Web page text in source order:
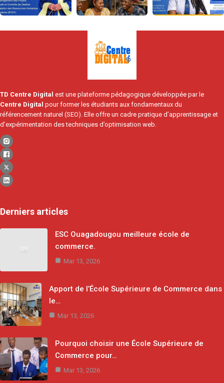
TD Centre Digital est une plateforme pédagogique développée par le
Centre Digital pour former les étudiants aux fondamentaux du
référencement naturel (SEO). Elle offre un cadre pratique d’apprentissage et
d’expérimentation des techniques d’optimisation web.
Derniers articles
ESC Ouagadougou meilleure école de
commerce.
Mar 13, 2026
Apport de l’École Supérieure de Commerce dans
le…
Mar 13, 2026
Pourquoi choisir une École Supérieure de
Commerce pour…
Mar 13, 2026